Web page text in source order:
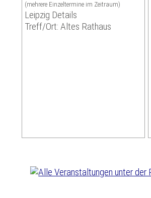
(mehrere Einzeltermine im Zeitraum)
Leipzig Details
Treff/Ort: Altes Rathaus